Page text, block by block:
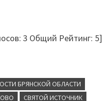
3 Общий Рейтинг: 5]
БРЯНСКОЙ ОБЛАСТИ
СВЯТОЙ ИСТОЧНИК